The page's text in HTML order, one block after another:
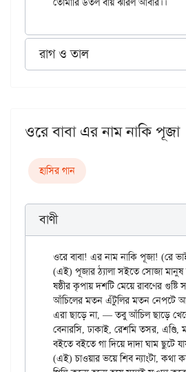
রাগ ও তাল
ওরে বাবা এর নাম নাকি পূজা
হাসির গান
বাণী
ওরে বাবা! এর নাম নাকি পূজা! (রে
(এই) পূজার ঠ্যালা সইতে সোজা মানুষ
ষষ্ঠীর কৃপায় দশটি মেয়ে রাবণের গুষ্টি
আঁচিলের মতন এঁটুলির মতন নেপটে
এরা ছাড়ে না, — তবু আঁচিল ছাড়ে
বেনারসি, ঢাকাই, রেশমি তসর, এণ্ডি,
বইতে বইতে গা দিয়ে দাদা ঘাম ছুটে যায়
(এই) চাওয়ার ভয়ে শিব ন্যাংটা, কথা কন্‌ না